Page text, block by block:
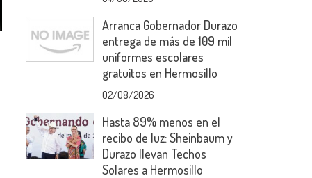
Arranca Gobernador Durazo
entrega de más de 109 mil
uniformes escolares
gratuitos en Hermosillo
02/08/2026
Hasta 89% menos en el
recibo de luz: Sheinbaum y
Durazo llevan Techos
Solares a Hermosillo